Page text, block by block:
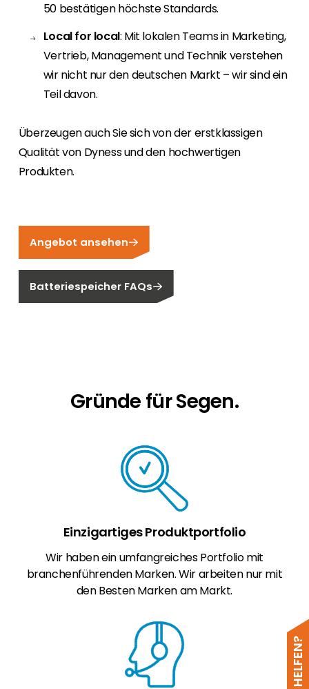
50 bestätigen höchste Standards.
Local for local: Mit lokalen Teams in Marketing,
Vertrieb, Management und Technik verstehen
wir nicht nur den deutschen Markt – wir sind ein
Teil davon.
Überzeugen auch Sie sich von der erstklassigen
Qualität von Dyness und den hochwertigen
Produkten.
Angebot ansehen
Batteriespeicher FAQs
Gründe für Segen.
Einzigartiges Produktportfolio
Wir haben ein umfangreiches Portfolio mit
branchenführenden Marken. Wir arbeiten nur mit
den Besten Marken am Markt.